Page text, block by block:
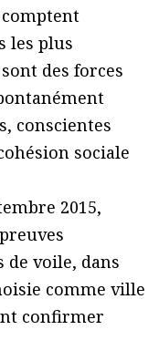
les plus
des forces
conscientes
sociale
2015,
voile, dans
comme ville
confirmer